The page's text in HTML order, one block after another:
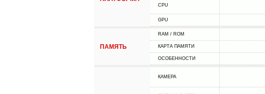
CPU
GPU
ПАМЯТЬ
RAM / ROM
КАРТА ПАМЯТИ
ОСОБЕННОСТИ
КАМЕРА